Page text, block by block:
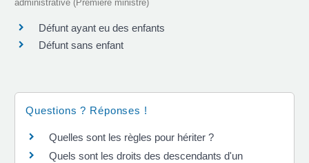
administrative (Première ministre)
Défunt ayant eu des enfants
Défunt sans enfant
Questions ? Réponses !
Quelles sont les règles pour hériter ?
Quels sont les droits des descendants d'un